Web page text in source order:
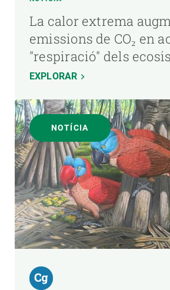
La calor extrema
emissions de CO₂ en
"respiració" dels
EXPLORAR
NOTÍCIA